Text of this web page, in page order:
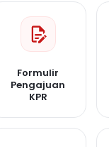
Formulir
Pengajuan
KPR